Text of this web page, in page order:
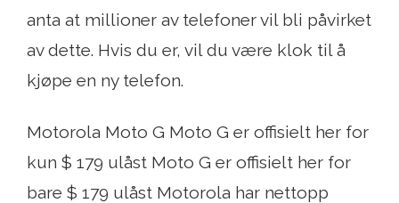
anta at millioner av telefoner vil bli påvirket
av dette. Hvis du er, vil du være klok til å
kjøpe en ny telefon.
Motorola Moto G Moto G er offisielt her for
kun $ 179 ulåst Moto G er offisielt her for
bare $ 179 ulåst Motorola har nettopp